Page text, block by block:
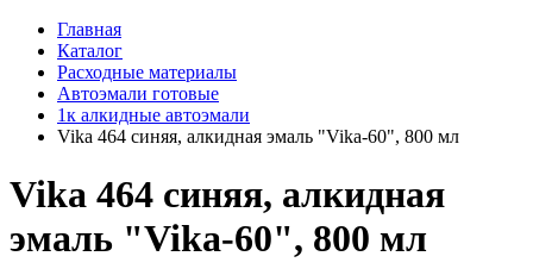
Главная
Каталог
Расходные материалы
Автоэмали готовые
1к алкидные автоэмали
Vika 464 синяя, алкидная эмаль "Vika-60", 800 мл
Vika 464 синяя, алкидная
эмаль "Vika-60", 800 мл